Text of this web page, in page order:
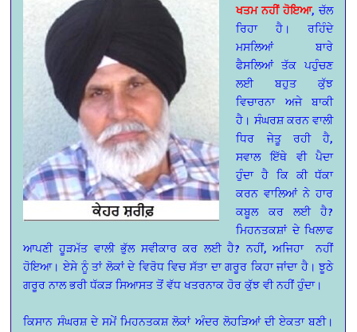
ਖਤਮ ਨਹੀਂ ਹੋਇਆ, ਚੱਲ
ਰਿਹਾ ਹੈ। ਰਹਿੰਦੇ
ਮਸਲਿਆਂ ਬਾਰੇ
ਫੈਸਲਿਆਂ ਤੱਕ ਪਹੁੰਚਣ
ਲਈ ਬਹੁਤ ਕੁੱਝ
ਵਿਚਾਰਨਾ ਅਜੇ ਬਾਕੀ
ਹੈ। ਸੰਘਰਸ਼ ਕਰਨ ਵਾਲੀ
ਧਿਰ ਜੇਤੂ ਰਹੀ ਹੈ,
ਸਵਾਲ ਇੱਥੇ ਵੀ ਪੈਦਾ
ਹੁੰਦਾ ਹੈ ਕਿ ਕੀ ਧੱਕਾ
ਕਰਨ ਵਾਲਿਆਂ ਨੇ ਹਾਰ
ਕਬੂਲ ਕਰ ਲਈ ਹੈ?
ਮਿਹਨਤਕਸ਼ਾਂ ਦੇ ਖਿਲਾਫ
ਆਪਣੀ ਹੂੜਮੱਤ ਵਾਲੀ ਭੁੱਲ ਸਵੀਕਾਰ ਕਰ ਲਈ ਹੈ? ਨਹੀਂ, ਅਜਿਹਾ ਨਹੀਂ
ਹੋਇਆ। ਏਸੇ ਨੂੰ ਤਾਂ ਲੋਕਾਂ ਦੇ ਵਿਰੋਧ ਵਿਚ ਸੱਤਾ ਦਾ ਗਰੂਰ ਕਿਹਾ ਜਾਂਦਾ ਹੈ। ਝੂਠੇ
ਗਰੂਰ ਨਾਲ ਭਰੀ ਧੱਕੜ ਸਿਆਸਤ ਤੋਂ ਵੱਧ ਖਤਰਨਾਕ ਹੋਰ ਕੁੱਝ ਵੀ ਨਹੀਂ ਹੁੰਦਾ।
ਕਿਸਾਨ ਸੰਘਰਸ਼ ਦੇ ਸਮੇਂ ਮਿਹਨਤਕਸ਼ ਲੋਕਾਂ ਅੰਦਰ ਲੋਹੜਿਆਂ ਦੀ ਏਕਤਾ ਬਣੀ।